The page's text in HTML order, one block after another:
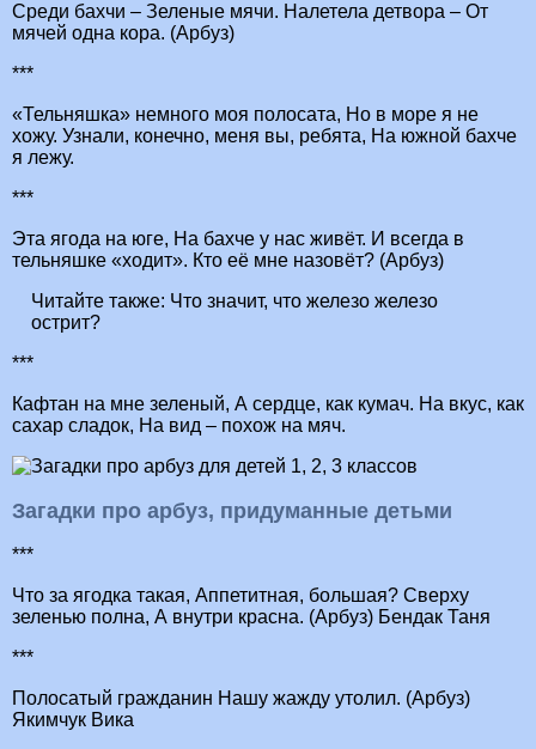
Среди бахчи – Зеленые мячи. Налетела детвора – От
мячей одна кора. (Арбуз)
***
«Тельняшка» немного моя полосата, Но в море я не
хожу. Узнали, конечно, меня вы, ребята, На южной бахче
я лежу.
***
Эта ягода на юге, На бахче у нас живёт. И всегда в
тельняшке «ходит». Кто её мне назовёт? (Арбуз)
Читайте также: Что значит, что железо железо
острит?
***
Кафтан на мне зеленый, А сердце, как кумач. На вкус, как
сахар сладок, На вид – похож на мяч.
Загадки про арбуз, придуманные детьми
***
Что за ягодка такая, Аппетитная, большая? Сверху
зеленью полна, А внутри красна. (Арбуз) Бендак Таня
***
Полосатый гражданин Нашу жажду утолил. (Арбуз)
Якимчук Вика